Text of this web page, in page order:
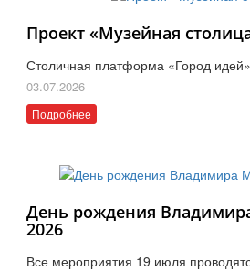
Проект «Музейная
Столичная платформа «Город идей»
03.07.2026
Подробнее
День рождения
2026
Все мероприятия 19 июля